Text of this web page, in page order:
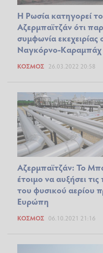
Η Ρωσία κατηγορεί το
Αζερμπαϊτζάν ότι
συμφωνία εκεχειρίας
Ναγκόρνο-Καραμπάχ
ΚΌΣΜΟΣ 26.03.2022 20:58
Αζερμπαϊτζάν: Το
έτοιμο να αυξήσει
του φυσικού αερίου
Ευρώπη
ΚΌΣΜΟΣ 06.10.2021 21:16